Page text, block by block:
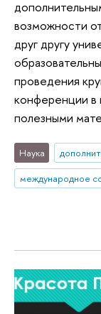
возможности
друг другу
проведения
конференции в
полезными
Наука
международное